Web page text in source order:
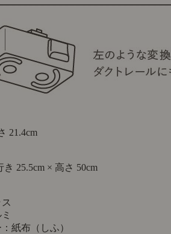
21.4cm
き 25.5cm × 高さ 50cm
紙布（しふ）